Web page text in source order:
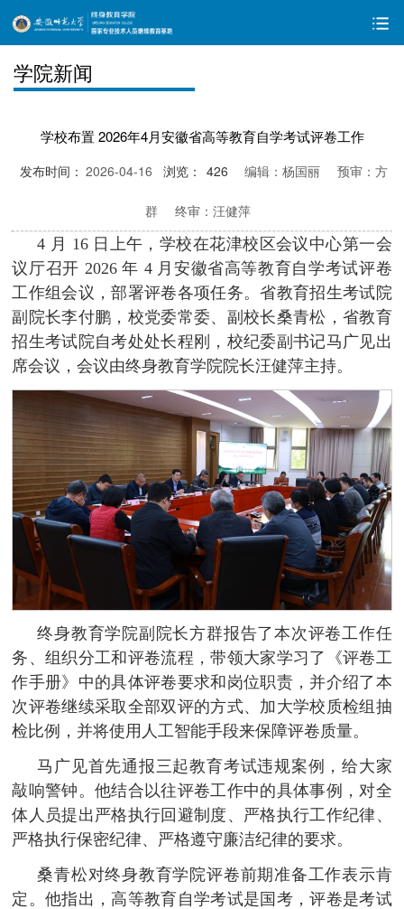
学院新闻
学校布置 2026年4月安徽省高等教育自学考试评卷工作
发布时间： 2026-04-16 浏览： 426 编辑：杨国丽 预审：方
群
终审：汪健萍
4 月 16 日上午，学校在花津校区会议中心第一会
议厅召开 2026 年 4 月安徽省高等教育自学考试评卷
工作组会议，部署评卷各项任务。省教育招生考试院
副院长李付鹏，校党委常委、副校长桑青松，省教育
招生考试院自考处处长程刚，校纪委副书记马广见出
席会议，会议由终身教育学院院长汪健萍主持。
终身教育学院副院长方群报告了本次评卷工作任
务、组织分工和评卷流程，带领大家学习了《评卷工
作手册》中的具体评卷要求和岗位职责，并介绍了本
次评卷继续采取全部双评的方式、加大学校质检组抽
检比例，并将使用人工智能手段来保障评卷质量。
马广见首先通报三起教育考试违规案例，给大家
敲响警钟。他结合以往评卷工作中的具体事例，对全
体人员提出严格执行回避制度、严格执行工作纪律、
严格执行保密纪律、严格遵守廉洁纪律的要求。
桑青松对终身教育学院评卷前期准备工作表示肯
定。他指出，高等教育自学考试是国考，评卷是考试